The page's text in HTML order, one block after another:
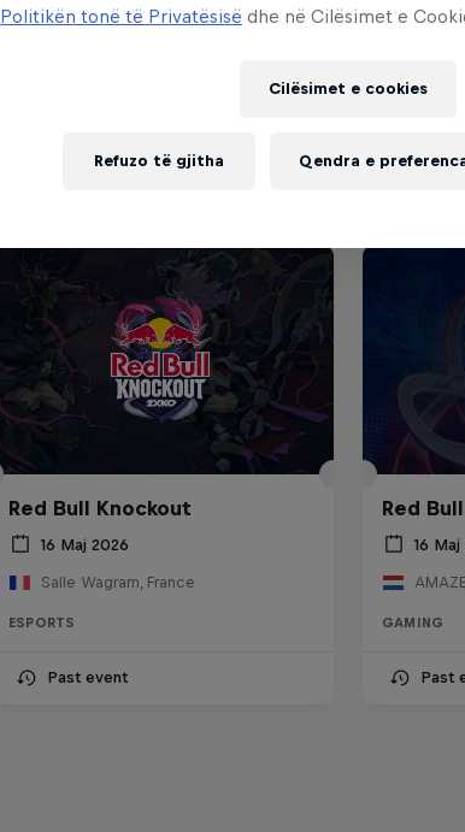
Red Bull Knockout
16 Maj 2026
Salle Wagram, France
ESPORTS
Past event
Red
16 Maj
GAMING
Past
Politikën tonë të Privatësisë dhe në Cilësimet e
Cilësimet e cookies
Refuzo të gjitha Qendra e